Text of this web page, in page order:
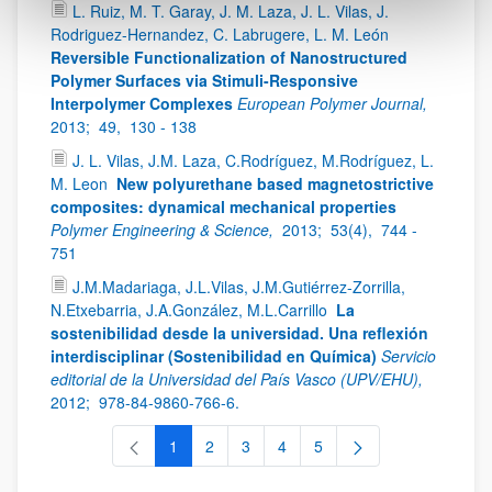
L. Ruiz, M. T. Garay, J. M. Laza, J. L. Vilas, J.
Rodriguez-Hernandez, C. Labrugere, L. M. León
Reversible Functionalization of Nanostructured
Polymer Surfaces via Stimuli-Responsive
Interpolymer Complexes European Polymer Journal,
2013; 49, 130 - 138
J. L. Vilas, J.M. Laza, C.Rodríguez, M.Rodríguez, L.
M. Leon New polyurethane based magnetostrictive
composites: dynamical mechanical properties
Polymer Engineering & Science, 2013; 53(4), 744 -
751
J.M.Madariaga, J.L.Vilas, J.M.Gutiérrez-Zorrilla,
N.Etxebarria, J.A.González, M.L.Carrillo La
sostenibilidad desde la universidad. Una reflexión
interdisciplinar (Sostenibilidad en Química) Servicio
editorial de la Universidad del País Vasco (UPV/EHU),
2012; 978-84-9860-766-6.
Página
1 Página
2 Página
3 Página
4 Página
5